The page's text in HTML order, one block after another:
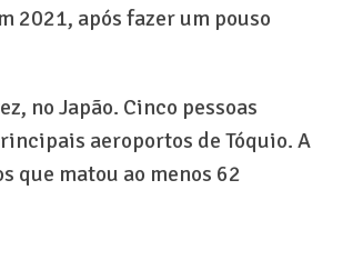
2021, após fazer um pouso
no Japão. Cinco pessoas
aeroportos de Tóquio. A
que matou ao menos 62